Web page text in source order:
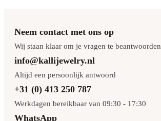
Neem contact met ons op
Wij staan klaar om je vragen te beantwoorden
info@kallijewelry.nl
Altijd een persoonlijk antwoord
+31 (0) 413 250 787
Werkdagen bereikbaar van 09:30 - 17:30
WhatsApp